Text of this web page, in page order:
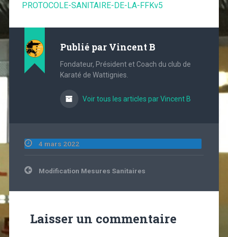
PROTOCOLE-SANITAIRE-DE-LA-FFKv5
Publié par Vincent B
Fondateur, Président et Coach du club de
Karaté de Wattignies.
Voir tous les articles par Vincent B
4 mars 2022
Navigation
de
Modification Mesures Sanitaires
Laisser un commentaire